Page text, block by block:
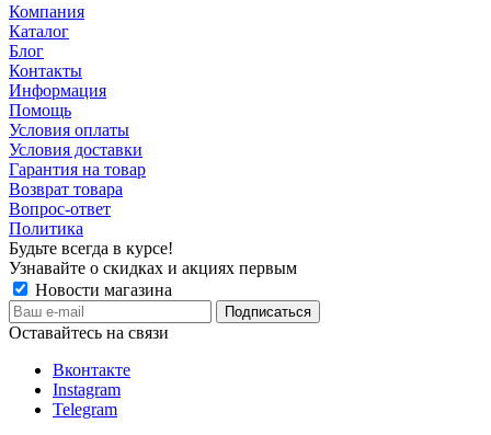
Компания
Каталог
Блог
Контакты
Информация
Помощь
Условия оплаты
Условия доставки
Гарантия на товар
Возврат товара
Вопрос-ответ
Политика
Будьте всегда в курсе!
Узнавайте о скидках и акциях первым
Новости магазина
Оставайтесь на связи
Вконтакте
Instagram
Telegram